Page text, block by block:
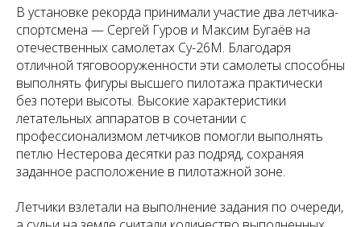
В установке рекорда принимали участие два летчика-
спортсмена — Сергей Гуров и Максим Бугаёв на
отечественных самолетах Су-26М. Благодаря
отличной тяговооруженности эти самолеты способны
выполнять фигуры высшего пилотажа практически
без потери высоты. Высокие характеристики
летательных аппаратов в сочетании с
профессионализмом летчиков помогли выполнять
петлю Нестерова десятки раз подряд, сохраняя
заданное расположение в пилотажной зоне.
Летчики взлетали на выполнение задания по очереди,